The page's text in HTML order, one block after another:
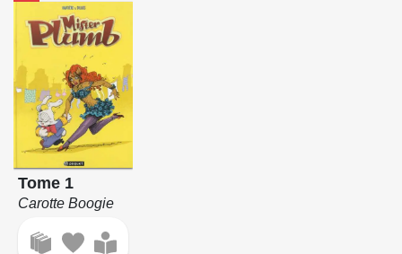
Tome 1
Carotte Boogie